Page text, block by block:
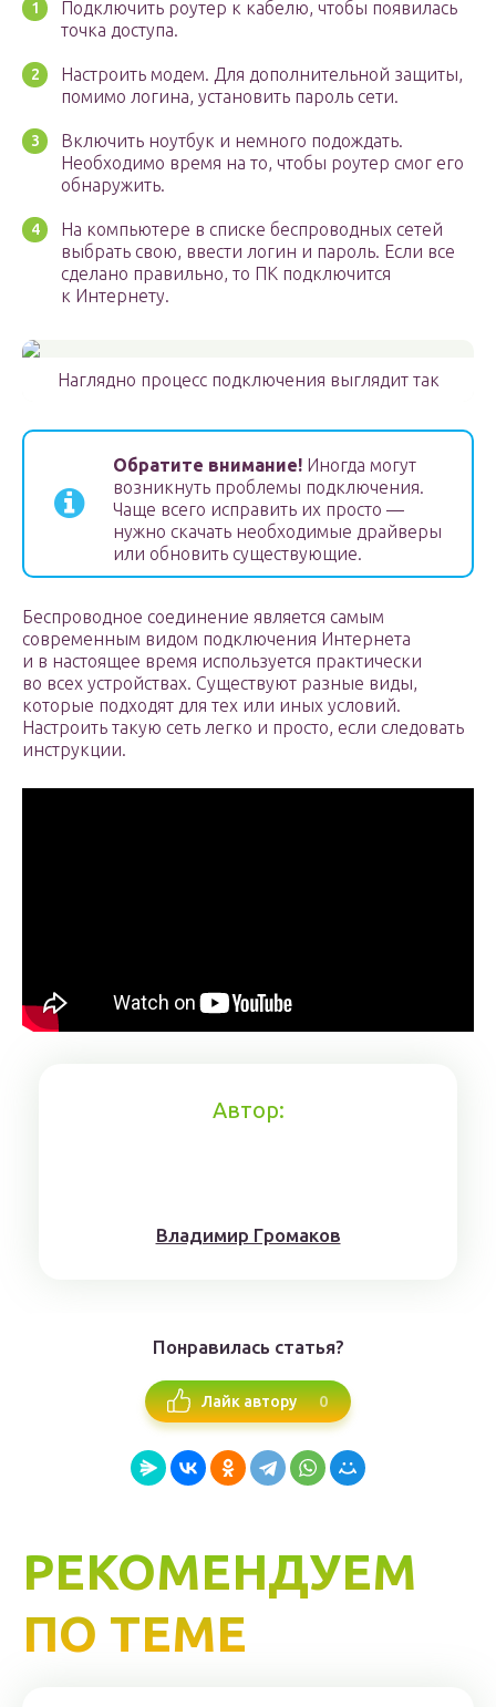
Подключить роутер к кабелю, чтобы появилась
точка доступа.
Настроить модем. Для дополнительной защиты,
помимо логина, установить пароль сети.
Включить ноутбук и немного подождать.
Необходимо время на то, чтобы роутер смог его
обнаружить.
На компьютере в списке беспроводных сетей
выбрать свою, ввести логин и пароль. Если все
сделано правильно, то ПК подключится
к Интернету.
Наглядно процесс подключения выглядит так
Обратите внимание! Иногда могут
возникнуть проблемы подключения.
Чаще всего исправить их просто —
нужно скачать необходимые драйверы
или обновить существующие.
Беспроводное соединение является самым
современным видом подключения Интернета
и в настоящее время используется практически
во всех устройствах. Существуют разные виды,
которые подходят для тех или иных условий.
Настроить такую сеть легко и просто, если следовать
инструкции.
Автор:
Влaдимиp Гpoмaкoв
Понравилась статья?
Лайк автору 0
РЕКОМЕНДУЕМ
ПО ТЕМЕ